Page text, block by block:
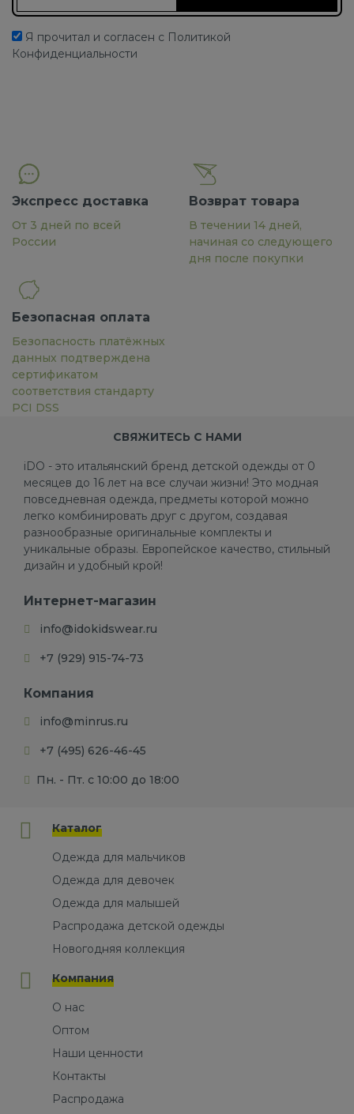
Я прочитал и согласен с Политикой
Конфиденциальности
Экспресс доставка
От 3 дней по всей
России
Возврат товара
В течении 14 дней,
начиная со следующего
дня после покупки
Безопасная оплата
Безопасность платёжных
данных подтверждена
сертификатом
соответствия стандарту
PCI DSS
СВЯЖИТЕСЬ С НАМИ
iDO - это итальянский бренд детской одежды от 0
месяцев до 16 лет на все случаи жизни! Это модная
повседневная одежда, предметы которой можно
легко комбинировать друг с другом, создавая
разнообразные оригинальные комплекты и
уникальные образы. Европейское качество, стильный
дизайн и удобный крой!
Интернет-магазин
info@idokidswear.ru
+7 (929) 915-74-73
Компания
info@minrus.ru
+7 (495) 626-46-45
Пн. - Пт. с 10:00 до 18:00
Каталог
Одежда для мальчиков
Одежда для девочек
Одежда для малышей
Распродажа детской одежды
Новогодняя коллекция
Компания
О нас
Оптом
Наши ценности
Контакты
Распродажа